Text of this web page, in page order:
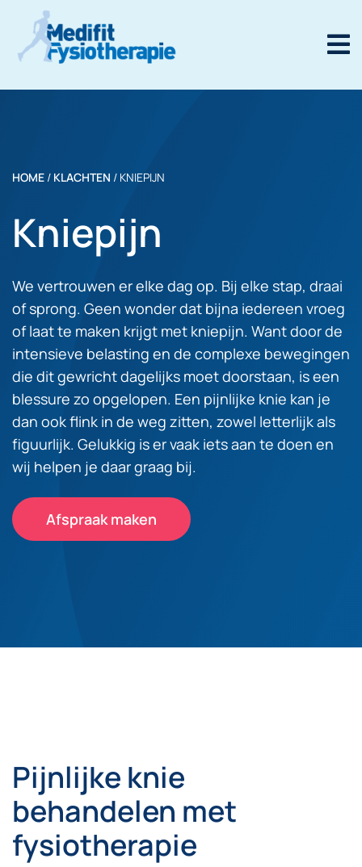
HOME / KLACHTEN / KNIEPIJN
Kniepijn
We vertrouwen er elke dag op. Bij elke stap, draai
of sprong. Geen wonder dat bijna iedereen vroeg
of laat te maken krijgt met kniepijn. Want door de
intensieve belasting en de complexe bewegingen
die dit gewricht dagelijks moet doorstaan, is een
blessure zo opgelopen. Een pijnlijke knie kan je
dan ook flink in de weg zitten, zowel letterlijk als
figuurlijk. Gelukkig is er vaak iets aan te doen en
wij helpen je daar graag bij.
Afspraak maken
Pijnlijke knie
behandelen met
fysiotherapie